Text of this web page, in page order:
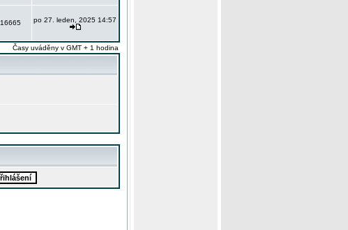
16665 po 27. leden, 2025 14:57
Časy uváděny v GMT + 1 hodina